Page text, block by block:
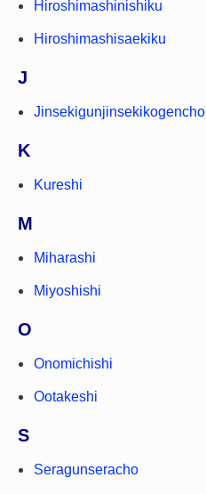
Hiroshimashinishiku
Hiroshimashisaekiku
J
Jinsekigunjinsekikogencho
K
Kureshi
M
Miharashi
Miyoshishi
O
Onomichishi
Ootakeshi
S
Seragunseracho